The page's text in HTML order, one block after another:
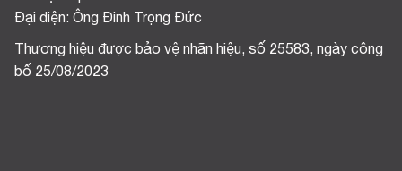
Đại diện: Ông Đinh Trọng Đức
Thương hiệu được bảo vệ nhãn hiệu, số 25583, ngày công
bố 25/08/2023